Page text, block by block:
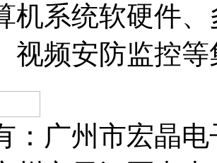
机系统软硬件
视频安防监控
：广州市宏晶